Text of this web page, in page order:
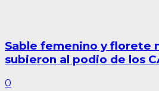
Sable femenino y florete
subieron al podio de los
0